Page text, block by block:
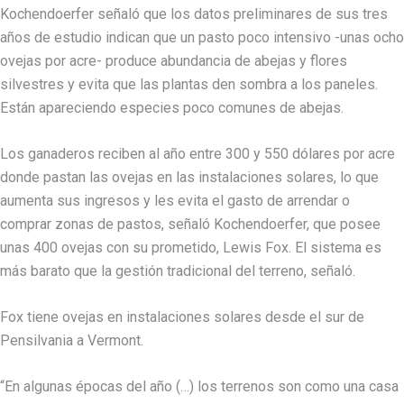
Kochendoerfer señaló que los datos preliminares de sus tres
años de estudio indican que un pasto poco intensivo -unas ocho
ovejas por acre- produce abundancia de abejas y flores
silvestres y evita que las plantas den sombra a los paneles.
Están apareciendo especies poco comunes de abejas.
Los ganaderos reciben al año entre 300 y 550 dólares por acre
donde pastan las ovejas en las instalaciones solares, lo que
aumenta sus ingresos y les evita el gasto de arrendar o
comprar zonas de pastos, señaló Kochendoerfer, que posee
unas 400 ovejas con su prometido, Lewis Fox. El sistema es
más barato que la gestión tradicional del terreno, señaló.
Fox tiene ovejas en instalaciones solares desde el sur de
Pensilvania a Vermont.
“En algunas épocas del año (…) los terrenos son como una casa